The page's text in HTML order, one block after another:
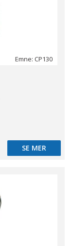
Emne: CP130
SE MER
SE MER